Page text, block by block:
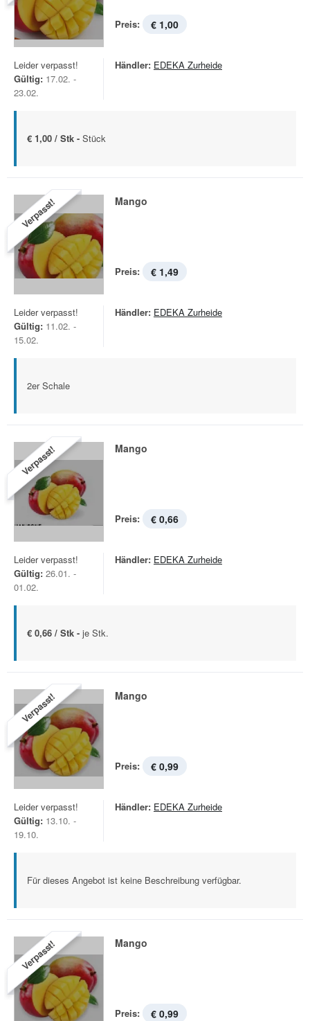
Preis: € 1,00
Leider verpasst!
Gültig: 17.02. -
23.02.
Händler: EDEKA Zurheide
€ 1,00 / Stk - Stück
Verpasst! Mango
Preis: € 1,49
Leider verpasst!
Gültig: 11.02. -
15.02.
Händler: EDEKA Zurheide
2er Schale
Verpasst! Mango
Preis: € 0,66
Leider verpasst!
Gültig: 26.01. -
01.02.
Händler: EDEKA Zurheide
€ 0,66 / Stk - je Stk.
Verpasst! Mango
Preis: € 0,99
Leider verpasst!
Gültig: 13.10. -
19.10.
Händler: EDEKA Zurheide
Für dieses Angebot ist keine Beschreibung verfügbar.
Verpasst! Mango
Preis: € 0,99